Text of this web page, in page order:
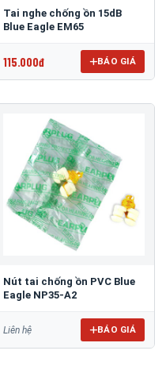
Tai nghe chống ồn 15dB
Blue Eagle EM65
115.000đ BÁO GIÁ
Nút tai chống ồn PVC Blue
Eagle NP35-A2
Liên hệ BÁO GIÁ